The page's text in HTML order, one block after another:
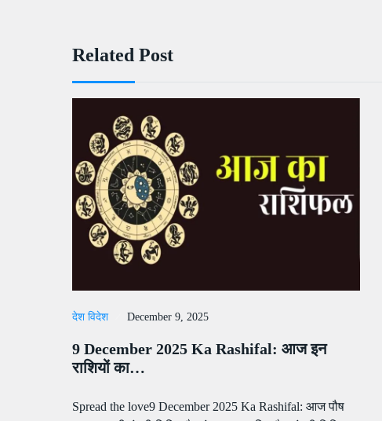
Related Post
देश विदेश December 9, 2025
9 December 2025 Ka Rashifal: आज इन
राशियों का…
Spread the love9 December 2025 Ka Rashifal: आज पौष